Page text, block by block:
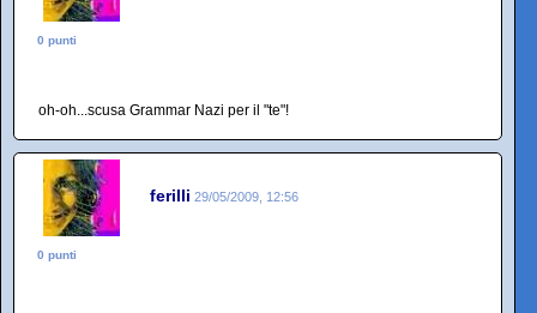
0 punti
oh-oh...scusa Grammar Nazi per il "te"!
ferilli 29/05/2009, 12:56
0 punti